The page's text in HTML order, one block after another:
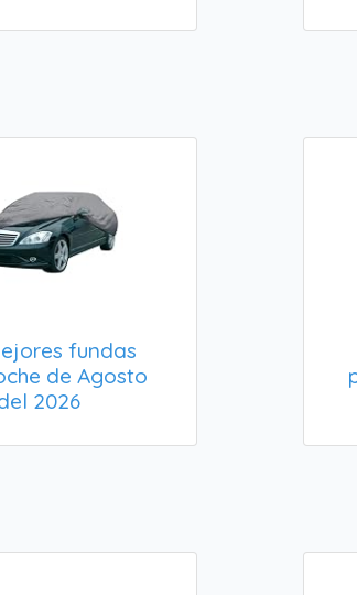
fundas
de Agosto
2026